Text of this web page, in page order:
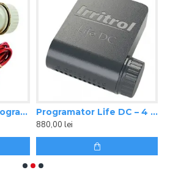
Controler irigații, programabil prin smartphone cu tehnologie BLUETOOTH, 6 zone, 9 V
Programator Life DC – 4 zone, BLUETOOTH, 9 V Irritrol
880,00 lei